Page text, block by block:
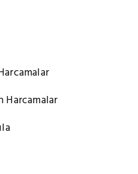
Harcamalar